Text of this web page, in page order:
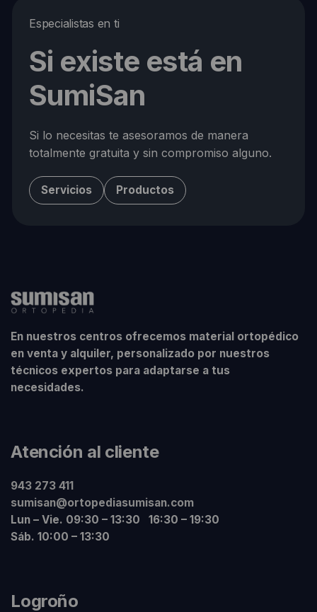
Especialistas en ti
Si existe está en
SumiSan
Si lo necesitas te asesoramos de manera
totalmente gratuita y sin compromiso alguno.
Servicios Productos
En nuestros centros ofrecemos material ortopédico
en venta y alquiler, personalizado por nuestros
técnicos expertos para adaptarse a tus
necesidades.
Atención al cliente
943 273 411
sumisan@ortopediasumisan.com
Lun – Vie. 09:30 – 13:30 16:30 – 19:30
Sáb. 10:00 – 13:30
Logroño